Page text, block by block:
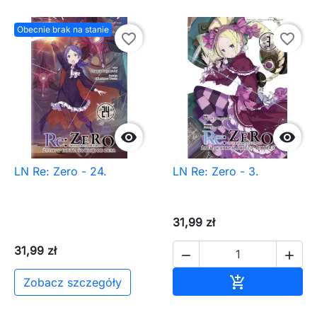
Obecnie brak na stanie

favorite_border
LN Re: Zero - 24.
31,99 zł
Zobacz szczegóły

favorite_border
LN Re: Zero - 3.
31,99 zł
 
